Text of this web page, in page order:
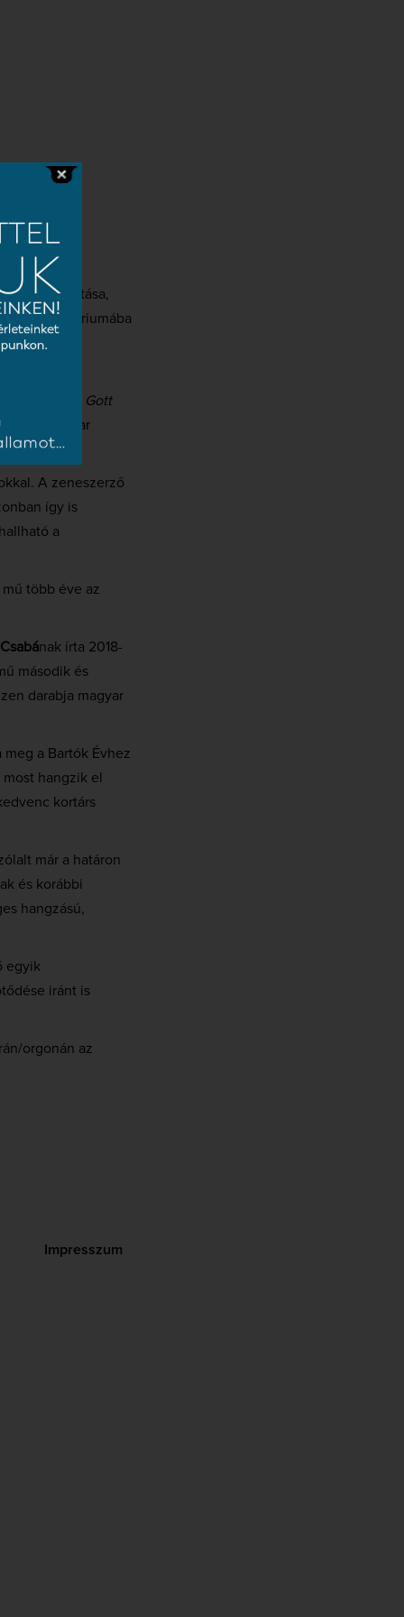
alkotása,
oratóriumába
Richte mich Gott
az Énekkar
A zeneszerző
így is
a
több éve az
nak írta 2018-
második és
darabja magyar
a Bartók Évhez
hangzik el
kortárs
már a határon
és korábbi
hangzású,
egyik
iránt is
orgonán az
Impresszum